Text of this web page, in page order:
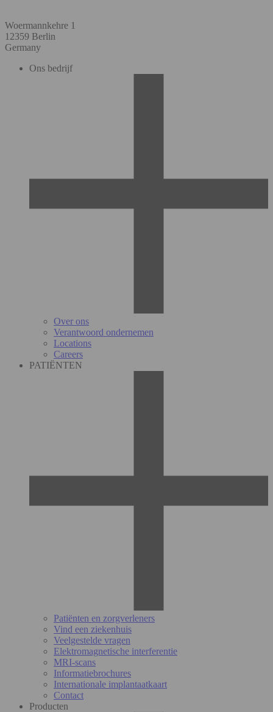
Woermannkehre 1
12359 Berlin
Germany
Ons bedrijf
Over ons
Verantwoord ondernemen
Locations
Careers
PATIËNTEN
Patiënten en zorgverleners
Vind een ziekenhuis
Veelgestelde vragen
Elektromagnetische interferentie
MRI-scans
Informatiebrochures
Internationale implantaatkaart
Contact
Producten